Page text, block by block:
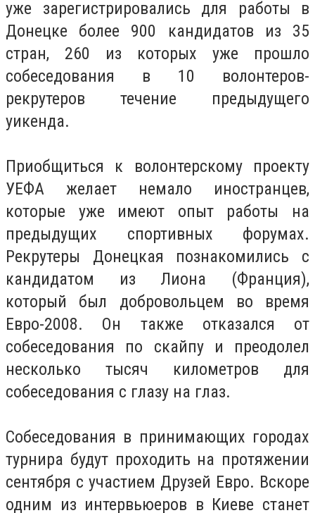
уже зарегистрировались для работы в
Донецке более 900 кандидатов из 35
стран, 260 из которых уже прошло
собеседования в 10 волонтеров-
рекрутеров течение предыдущего
уикенда.
Приобщиться к волонтерскому проекту
УЕФА желает немало иностранцев,
которые уже имеют опыт работы на
предыдущих спортивных форумах.
Рекрутеры Донецкая познакомились с
кандидатом из Лиона (Франция),
который был добровольцем во время
Евро-2008. Он также отказался от
собеседования по скайпу и преодолел
несколько тысяч километров для
собеседования с глазу на глаз.
Собеседования в принимающих городах
турнира будут проходить на протяжении
сентября с участием Друзей Евро. Вскоре
одним из интервьюеров в Киеве станет